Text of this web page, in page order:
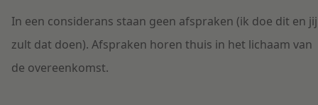
In een considerans staan geen afspraken (ik doe dit en jij
zult dat doen). Afspraken horen thuis in het lichaam van
de overeenkomst.